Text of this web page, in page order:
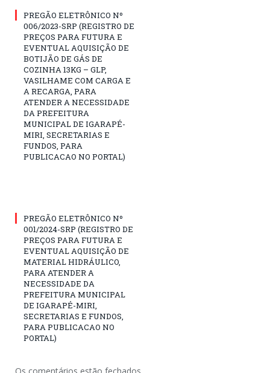
PREGÃO ELETRÔNICO Nº
006/2023-SRP (REGISTRO DE
PREÇOS PARA FUTURA E
EVENTUAL AQUISIÇÃO DE
BOTIJÃO DE GÁS DE
COZINHA 13KG – GLP,
VASILHAME COM CARGA E
A RECARGA, PARA
ATENDER A NECESSIDADE
DA PREFEITURA
MUNICIPAL DE IGARAPÉ-
MIRI, SECRETARIAS E
FUNDOS, PARA
PUBLICACAO NO PORTAL)
PREGÃO ELETRÔNICO Nº
001/2024-SRP (REGISTRO DE
PREÇOS PARA FUTURA E
EVENTUAL AQUISIÇÃO DE
MATERIAL HIDRÁULICO,
PARA ATENDER A
NECESSIDADE DA
PREFEITURA MUNICIPAL
DE IGARAPÉ-MIRI,
SECRETARIAS E FUNDOS,
PARA PUBLICACAO NO
PORTAL)